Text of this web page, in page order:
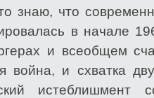
знаю, что
в начале
и всеобщем
война, и схватка
истеблишмент